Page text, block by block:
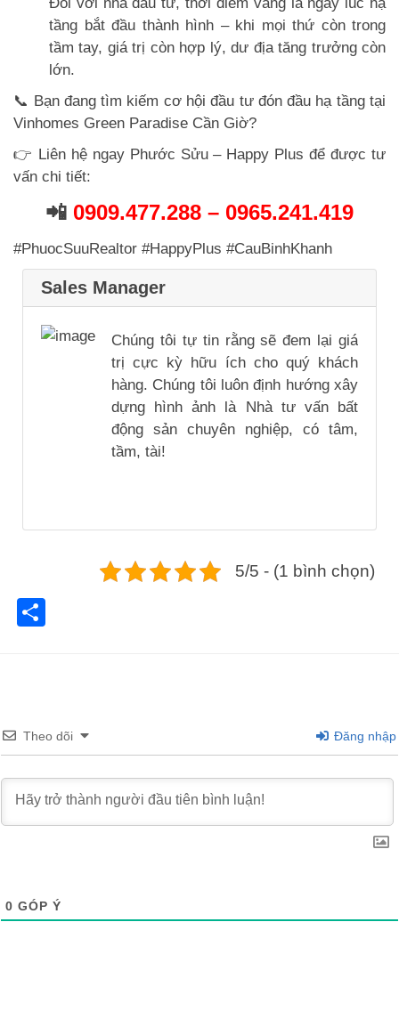
tầng bắt đầu thành hình – khi mọi thứ còn trong
tầm tay, giá trị còn hợp lý, dư địa tăng trưởng còn
lớn.
📞 Bạn đang tìm kiếm cơ hội đầu tư đón đầu hạ tầng tại
Vinhomes Green Paradise Cần Giờ?
👉 Liên hệ ngay Phước Sửu – Happy Plus để được tư
vấn chi tiết:
📲 0909.477.288 – 0965.241.419
#PhuocSuuRealtor #HappyPlus #CauBinhKhanh
Sales Manager
Chúng tôi tự tin rằng sẽ đem lại giá
trị cực kỳ hữu ích cho quý khách
hàng. Chúng tôi luôn định hướng xây
dựng hình ảnh là Nhà tư vấn bất
động sản chuyên nghiệp, có tâm,
tầm, tài!
5/5 - (1 bình chọn)
Theo dõi Đăng nhập
0 GÓP Ý